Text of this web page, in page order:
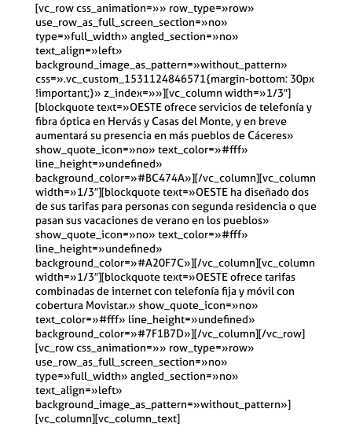
[vc_row css_animation=»» row_type=»row»
use_row_as_full_screen_section=»no»
type=»full_width» angled_section=»no»
text_align=»left»
background_image_as_pattern=»without_pattern»
css=».vc_custom_1531124846571{margin-bottom: 30px
!important;}» z_index=»»][vc_column width=»1/3″]
[blockquote text=»OESTE ofrece servicios de telefonía y
fibra óptica en Hervás y Casas del Monte, y en breve
aumentará su presencia en más pueblos de Cáceres»
show_quote_icon=»no» text_color=»#fff»
line_height=»undefined»
background_color=»#BC474A»][/vc_column][vc_column
width=»1/3″][blockquote text=»OESTE ha diseñado dos
de sus tarifas para personas con segunda residencia o que
pasan sus vacaciones de verano en los pueblos»
show_quote_icon=»no» text_color=»#fff»
line_height=»undefined»
background_color=»#A20F7C»][/vc_column][vc_column
width=»1/3″][blockquote text=»OESTE ofrece tarifas
combinadas de internet con telefonía fija y móvil con
cobertura Movistar.» show_quote_icon=»no»
text_color=»#fff» line_height=»undefined»
background_color=»#7F1B7D»][/vc_column][/vc_row]
[vc_row css_animation=»» row_type=»row»
use_row_as_full_screen_section=»no»
type=»full_width» angled_section=»no»
text_align=»left»
background_image_as_pattern=»without_pattern»]
[vc_column][vc_column_text]